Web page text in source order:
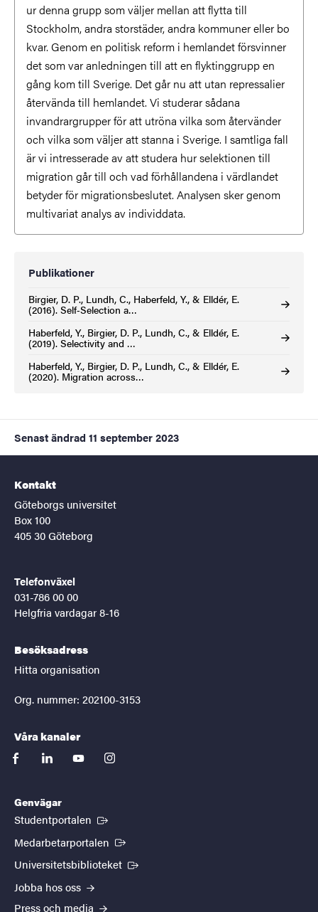
ur denna grupp som väljer mellan att flytta till
Stockholm, andra storstäder, andra kommuner eller bo
kvar. Genom en politisk reform i hemlandet försvinner
det som var anledningen till att en flyktinggrupp en
gång kom till Sverige. Det går nu att utan repressalier
återvända till hemlandet. Vi studerar sådana
invandrargrupper för att utröna vilka som återvänder
och vilka som väljer att stanna i Sverige. I samtliga fall
är vi intresserade av att studera hur selektionen till
migration går till och vad förhållandena i värdlandet
betyder för migrationsbeslutet. Analysen sker genom
multivariat analys av individdata.
Publikationer
Birgier, D. P., Lundh, C., Haberfeld, Y., & Elldér, E.
(2016). Self‐Selection a…
Haberfeld, Y., Birgier, D. P., Lundh, C., & Elldér, E.
(2019). Selectivity and …
Haberfeld, Y., Birgier, D. P., Lundh, C., & Elldér, E.
(2020). Migration across…
Senast ändrad 11 september 2023
Kontakt
Göteborgs universitet
Box 100
405 30 Göteborg
Telefonväxel
031-786 00 00
Helgfria vardagar 8-16
Besöksadress
Hitta organisation
Org. nummer: 202100-3153
Våra kanaler
facebooklinkedinyoutubeinstagram
Genvägar
Studentportalen (Extern länk)
Medarbetarportalen (Extern länk)
Universitetsbiblioteket (Extern länk)
Jobba hos oss
Press och media